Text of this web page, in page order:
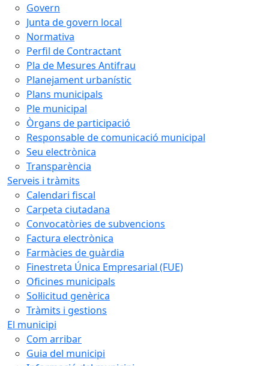
Govern
Junta de govern local
Normativa
Perfil de Contractant
Pla de Mesures Antifrau
Planejament urbanístic
Plans municipals
Ple municipal
Òrgans de participació
Responsable de comunicació municipal
Seu electrònica
Transparència
Serveis i tràmits
Calendari fiscal
Carpeta ciutadana
Convocatòries de subvencions
Factura electrònica
Farmàcies de guàrdia
Finestreta Única Empresarial (FUE)
Oficines municipals
Sol·licitud genèrica
Tràmits i gestions
El municipi
Com arribar
Guia del municipi